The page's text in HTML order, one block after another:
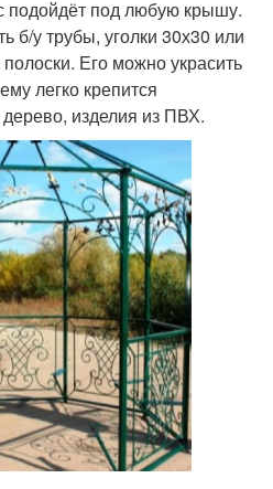
подойдёт под любую крышу.
б/у трубы, уголки 30х30 или
Его можно украсить
легко крепится
изделия из ПВХ.